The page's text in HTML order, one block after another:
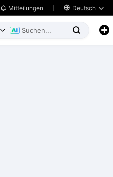
 Mitteilungen  Deutsch 
  